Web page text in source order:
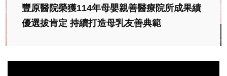
豐原醫院榮獲114年母嬰親善醫療院所成果績
優選拔肯定 持續打造母乳友善典範